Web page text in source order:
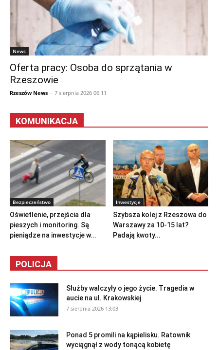
News
Oferta pracy: Osoba do sprzątania w
Rzeszowie
Rzeszów News - 7 sierpnia 2026 06:11
KOMUNIKACJA
Bezpieczeństwo
Oświetlenie, przejścia dla
pieszych i monitoring. Są
pieniądze na inwestycje w...
Inwestycje
Szybsza kolej z Rzeszowa do
Warszawy za 10-15 lat?
Padają kwoty...
POLICJA
Służby walczyły o jego życie. Tragedia w
aucie na ul. Krakowskiej
7 sierpnia 2026 13:03
Ponad 5 promili na kąpielisku. Ratownik
wyciągnął z wody tonącą kobietę